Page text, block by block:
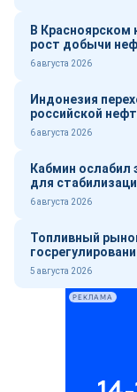
В Красноярском
рост добычи
6 августа 2026
Индонезия
российской
6 августа 2026
Кабмин ослабил
для
6 августа 2026
Топливный
5 августа 2026
РЕКЛАМА